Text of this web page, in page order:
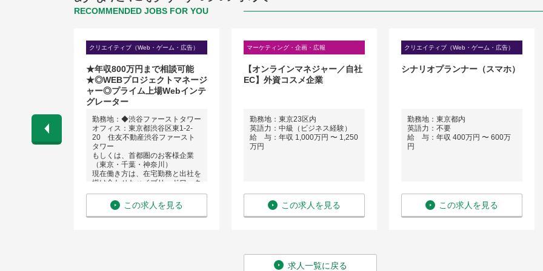
RECOMMENDED JOBS FOR YOU
クリエイティブ（Web・ゲーム・広告）
★年収800万円まで相談可能
★◎WEBプロジェクトマネージ
ャー◎プライム上場Webインテ
グレーター
勤務地：◆渋谷ファーストタワー
オフィス：東京都渋谷区東1-2-
20 住友不動産渋谷ファースト
タワー
もしくは、首都圏のお客様企業
（東京・千葉・神奈川）
現在働き方は、在宅勤務と出社を
掛け合わせたハイブリッドワーク
を実施しており、プロジェクトに
より最適な組み合わせで業務を行
っております
英語力：不要
この求人を見る
マーケティング・企画・広報
【オンラインマネジャー／自社
EC】外資コスメ企業
勤務地：東京23区内
英語力：中級（ビジネス経験）
給 与：年収 1,000万円 〜 1,250
万円
この求人を見る
クリエイティブ（Web・ゲーム・広告）
シナリオプランナー（スマホ）
勤務地：東京都内
英語力：不要
給 与：年収 400万円 〜 600万
円
この求人を見る
求人一覧に戻る